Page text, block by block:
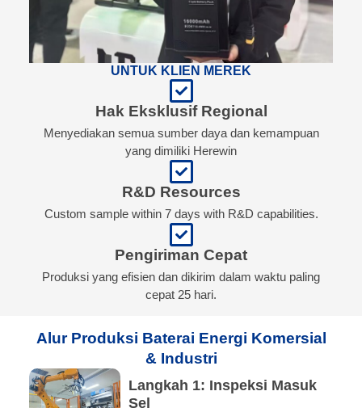
UNTUK KLIEN MEREK
Hak Eksklusif Regional
Menyediakan semua sumber daya dan kemampuan
yang dimiliki Herewin
R&D Resources
Custom sample within 7 days with R&D capabilities.
Pengiriman Cepat
Produksi yang efisien dan dikirim dalam waktu paling
cepat 25 hari.
Alur Produksi Baterai Energi Komersial
& Industri
Langkah 1: Inspeksi Masuk
Sel